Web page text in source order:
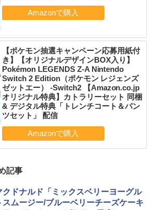
【ポケモン抽選キャンペーン応募用紙付
き】【オリジナルデザインBOX入り】
Pokémon LEGENDS Z-A Nintendo
Switch 2 Edition（ポケモン レジェンズ
ゼットエー） -Switch2 【Amazon.co.jp
オリジナル特典】カトラリーセット 同梱
& デジタル特典「トレンチコート＆パン
ツセット」 配信
記事
クドナルド「ミックスベリーヨーグル
スムージー/ブルーベリーチーズケーキ